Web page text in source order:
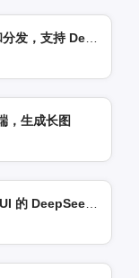
，生成长图